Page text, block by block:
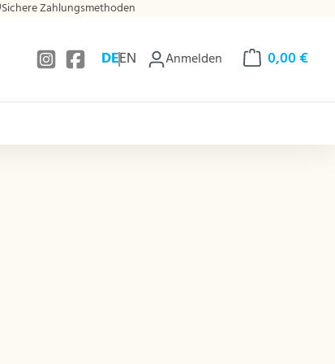
Sichere Zahlungsmethoden
DEEN Anmelden 0,00 €
Warenkorb